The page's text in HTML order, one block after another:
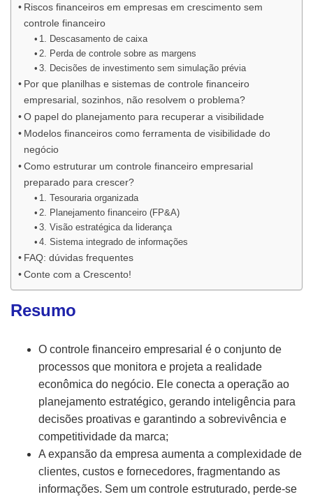
Riscos financeiros em empresas em crescimento sem
controle financeiro
1. Descasamento de caixa
2. Perda de controle sobre as margens
3. Decisões de investimento sem simulação prévia
Por que planilhas e sistemas de controle financeiro
empresarial, sozinhos, não resolvem o problema?
O papel do planejamento para recuperar a visibilidade
Modelos financeiros como ferramenta de visibilidade do
negócio
Como estruturar um controle financeiro empresarial
preparado para crescer?
1. Tesouraria organizada
2. Planejamento financeiro (FP&A)
3. Visão estratégica da liderança
4. Sistema integrado de informações
FAQ: dúvidas frequentes
Conte com a Crescento!
Resumo
O controle financeiro empresarial é o conjunto de
processos que monitora e projeta a realidade
econômica do negócio. Ele conecta a operação ao
planejamento estratégico, gerando inteligência para
decisões proativas e garantindo a sobrevivência e
competitividade da marca;
A expansão da empresa aumenta a complexidade de
clientes, custos e fornecedores, fragmentando as
informações. Sem um controle estruturado, perde-se